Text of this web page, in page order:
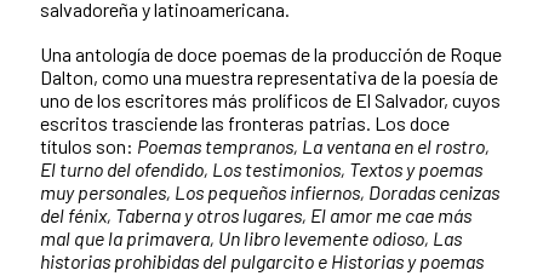
salvadoreña y latinoamericana.
Una antología de doce poemas de la producción de Roque
Dalton, como una muestra representativa de la poesía de
uno de los escritores más prolíficos de El Salvador, cuyos
escritos trasciende las fronteras patrias. Los doce
títulos son: Poemas tempranos, La ventana en el rostro,
El turno del ofendido, Los testimonios, Textos y poemas
muy personales, Los pequeños infiernos, Doradas cenizas
del fénix, Taberna y otros lugares, El amor me cae más
mal que la primavera, Un libro levemente odioso, Las
historias prohibidas del pulgarcito e Historias y poemas